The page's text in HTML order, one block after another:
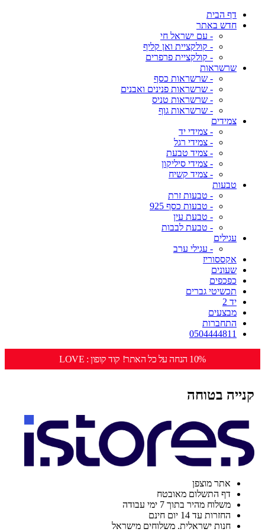
דף הבית
חדש באתר
- עם ישראל חי
- קולקציית ואן קליף
- קולקציית פרפרים
שרשראות
- שרשראות כסף
- שרשראות פנינים ואבנים
- שרשראות טניס
- שרשראות גוף
צמידים
- צמידי יד
- צמידי רגל
- צמיד טבעת
- צמידי סיליקון
- צמיד קשיח
טבעות
- טבעות זרת
- טבעות כסף 925
- טבעת עין
- טבעת לבבות
עגילים
- עגילי ערב
אקססוריז
שעונים
כפכפים
תכשיטי גברים
יד 2
מבצעים
התחברות
0504444811
10% הנחה על כל האתר! קוד קופון : LOVE
קנייה בטוחה
אתר מוצפן
דף התשלום מאובטח
משלוח מהיר בתוך 7 ימי עבודה
החזרות עד 14 יום חינם
חנות ישראלית. משלוחים מישראל